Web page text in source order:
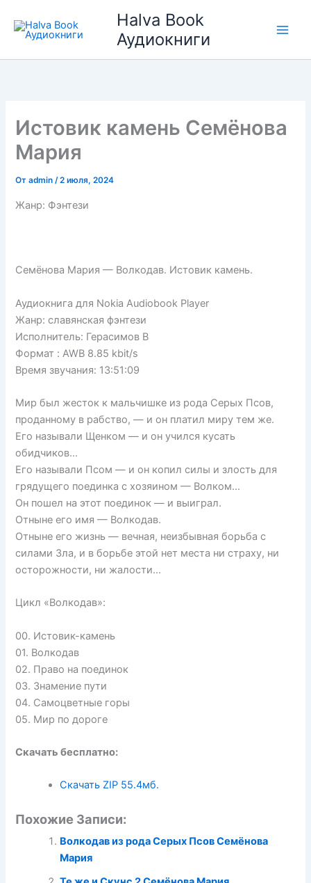
содержимому
Halva Book
Аудиокниги
Истовик камень Семёнова
Мария
Отadmin/2 июля, 2024
Жанр: Фэнтези
Семёнова Мария — Волкодав. Истовик камень.
Аудиокнига для Nokia Audiobook Player
Жанр: славянская фэнтези
Исполнитель: Герасимов В
Формат : AWB 8.85 kbit/s
Bремя звучания: 13:51:09
Мир был жесток к мальчишке из рода Серых Псов,
проданному в рабство, — и он платил миру тем же.
Его называли Щенком — и он учился кусать
обидчиков…
Его называли Псом — и он копил силы и злость для
грядущего поединка с хозяином — Волком…
Он пошел на этот поединок — и выиграл.
Отныне его имя — Волкодав.
Отныне его жизнь — вечная, неизбывная борьба с
силами Зла, и в борьбе этой нет места ни страху, ни
осторожности, ни жалости…
Цикл «Волкодав»:
00. Истовик-камень
01. Волкодав
02. Право на поединок
03. Знамение пути
04. Самоцветные горы
05. Мир по дороге
Скачать бесплатно:
Скачать ZIP 55.4мб.
Похожие Записи:
Волкодав из рода Серых Псов Семёнова
Мария